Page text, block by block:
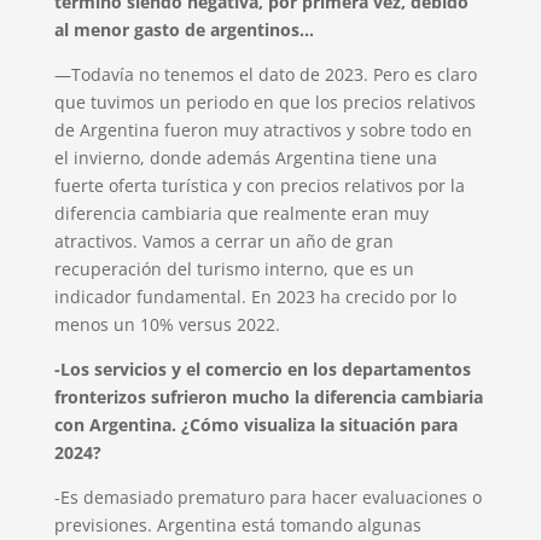
al menor gasto de argentinos…
—Todavía no tenemos el dato de 2023. Pero es claro
que tuvimos un periodo en que los precios relativos
de Argentina fueron muy atractivos y sobre todo en
el invierno, donde además Argentina tiene una
fuerte oferta turística y con precios relativos por la
diferencia cambiaria que realmente eran muy
atractivos. Vamos a cerrar un año de gran
recuperación del turismo interno, que es un
indicador fundamental. En 2023 ha crecido por lo
menos un 10% versus 2022.
-Los servicios y el comercio en los departamentos
fronterizos sufrieron mucho la diferencia cambiaria
con Argentina. ¿Cómo visualiza la situación para
2024?
-Es demasiado prematuro para hacer evaluaciones o
previsiones. Argentina está tomando algunas